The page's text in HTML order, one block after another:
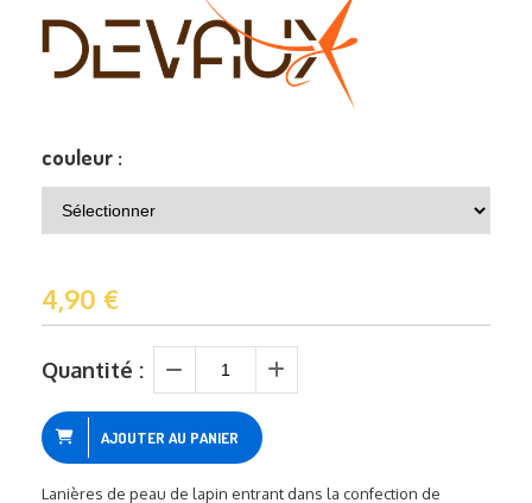
couleur :
4,90 €
Quantité :
AJOUTER AU PANIER
Lanières de peau de lapin entrant dans la confection de